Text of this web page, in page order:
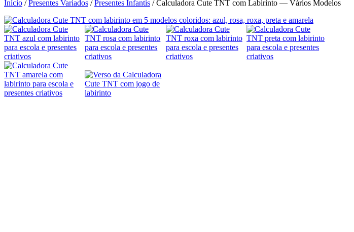
Início /Presentes Variados /Presentes Infantis / Calculadora Cute TNT com Labirinto — Vários Modelos